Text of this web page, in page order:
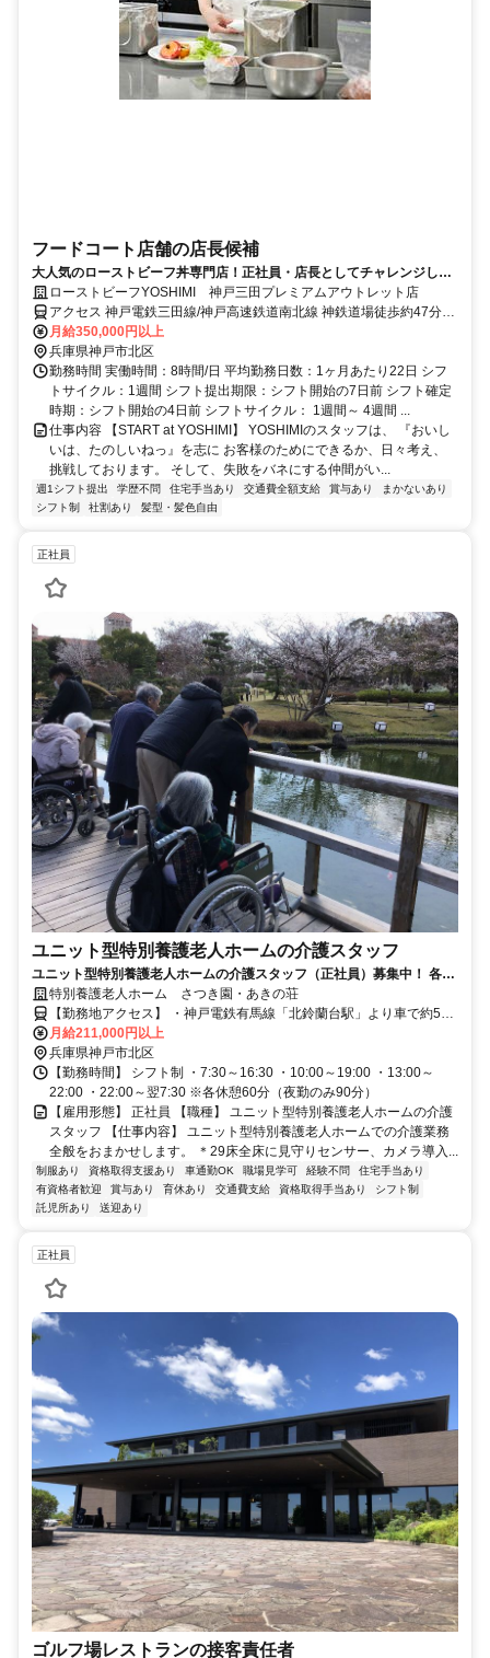
フードコート店舗の店長候補
大人気のローストビーフ丼専門店！正社員・店長としてチャレンジした
い方歓迎◎
ローストビーフYOSHIMI 神戸三田プレミアムアウトレット店
アクセス 神戸電鉄三田線/神戸高速鉄道南北線 神鉄道場徒歩約47分、
神戸電鉄三田線/神戸高速鉄道南北線 横山（兵庫県）北口徒歩約48
分、神戸電鉄公園都市線 横山（兵庫県）北口徒歩約48分 三田駅から
バス20分
月給350,000円以上
兵庫県神戸市北区
勤務時間 実働時間：8時間/日 平均勤務日数：1ヶ月あたり22日 シフ
トサイクル：1週間 シフト提出期限：シフト開始の7日前 シフト確定
時期：シフト開始の4日前 シフトサイクル： 1週間～ 4週間 ...
仕事内容 【START at YOSHIMI】 YOSHIMIのスタッフは、 『おいし
いは、たのしいねっ』を志に お客様のためにできるか、日々考え、
挑戦しております。 そして、失敗をバネにする仲間がい...
週1シフト提出 学歴不問 住宅手当あり 交通費全額支給 賞与あり
まかないあり
シフト制
社割あり 髪型・髪色自由
正社員
ユニット型特別養護老人ホームの介護スタッフ
ユニット型特別養護老人ホームの介護スタッフ（正社員）募集中！ 各種
手当、福利厚生充実で腰を据えて働けます＊
特別養護老人ホーム さつき園・あきの荘
【勤務地アクセス】 ・神戸電鉄有馬線「北鈴蘭台駅」より車で約5分
程度 ・神戸電鉄各線「鈴蘭台駅」より車で約7分程度 ＼「鈴蘭台駅」
月給211,000円以上
兵庫県神戸市北区
【勤務時間】 シフト制 ・7:30～16:30 ・10:00～19:00 ・13:00～
22:00 ・22:00～翌7:30 ※各休憩60分（夜勤のみ90分）
【雇用形態】 正社員 【職種】 ユニット型特別養護老人ホームの介護
スタッフ 【仕事内容】 ユニット型特別養護老人ホームでの介護業務
全般をおまかせします。 ＊29床全床に見守りセンサー、カメラ導入...
制服あり 資格取得支援あり 車通勤OK 職場見学可 経験不問
住宅手当あり
有資格者歓迎
賞与あり 育休あり 交通費支給 資格取得手当あり
シフト制
託児所あり
送迎あり
正社員
ゴルフ場レストランの接客責任者